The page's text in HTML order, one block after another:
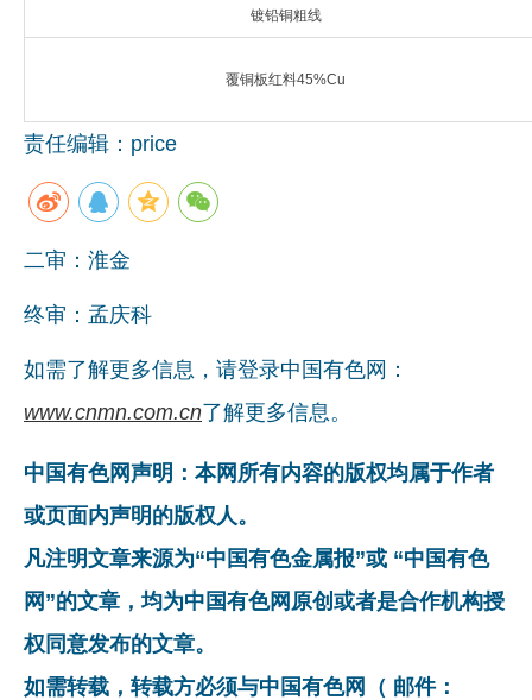
镀铅铜粗线
覆铜板红料45%Cu
责任编辑：price
二审：淮金
终审：孟庆科
如需了解更多信息，请登录中国有色网：
www.cnmn.com.cn了解更多信息。
中国有色网声明：本网所有内容的版权均属于作者
或页面内声明的版权人。
凡注明文章来源为“中国有色金属报”或 “中国有色
网”的文章，均为中国有色网原创或者是合作机构授
权同意发布的文章。
如需转载，转载方必须与中国有色网（ 邮件：